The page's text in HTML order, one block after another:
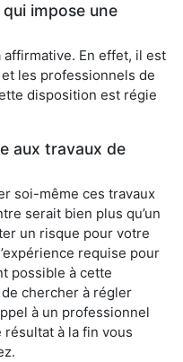
impose une
En effet, il est
les professionnels de
disposition est régie
aux travaux de
soi-même ces travaux
serait bien plus qu’un
un risque pour votre
requise pour
possible à cette
chercher à régler
à un professionnel
à la fin vous